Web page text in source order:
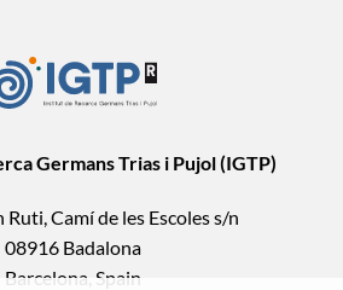
Germans Trias i Pujol (IGTP)
Ruti, Camí de les Escoles s/n
08916 Badalona
Barcelona, Spain